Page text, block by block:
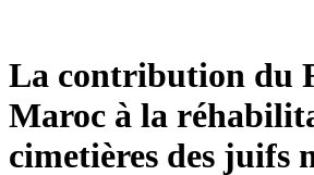
La contribution du
Maroc à la
cimetières des juifs